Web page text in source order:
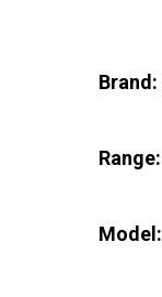
Brand:
Range:
Model: